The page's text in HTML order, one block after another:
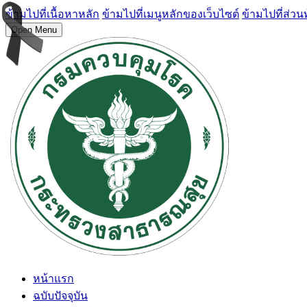
ข้ามไปที่เนื้อหาหลัก ข้ามไปที่เมนูหลักของเว็บไซต์ ข้ามไปที่ส่วน
Open Menu
หน้าแรก
ฉบับปัจจุบัน